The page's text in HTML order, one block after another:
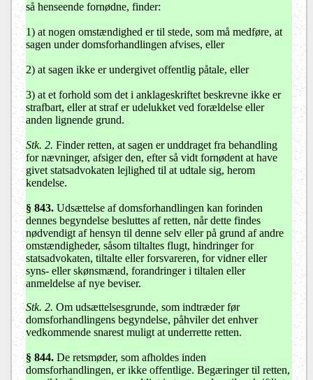
så henseende fornødne, finder:
1) at nogen omstændighed er til stede, som må medføre, at
sagen under domsforhandlingen afvises, eller
2) at sagen ikke er undergivet offentlig påtale, eller
3) at et forhold som det i anklageskriftet beskrevne ikke er
strafbart, eller at straf er udelukket ved forældelse eller
anden lignende grund.
Stk. 2. Finder retten, at sagen er unddraget fra behandling
for nævninger, afsiger den, efter så vidt fornødent at have
givet statsadvokaten lejlighed til at udtale sig, herom
kendelse.
§ 843. Udsættelse af domsforhandlingen kan forinden
dennes begyndelse besluttes af retten, når dette findes
nødvendigt af hensyn til denne selv eller på grund af andre
omstændigheder, såsom tiltaltes flugt, hindringer for
statsadvokaten, tiltalte eller forsvareren, for vidner eller
syns- eller skønsmænd, forandringer i tiltalen eller
anmeldelse af nye beviser.
Stk. 2. Om udsættelsesgrunde, som indtræder før
domsforhandlingens begyndelse, påhviler det enhver
vedkommende snarest muligt at underrette retten.
§ 844. De retsmøder, som afholdes inden
domsforhandlingen, er ikke offentlige. Begæringer til retten,